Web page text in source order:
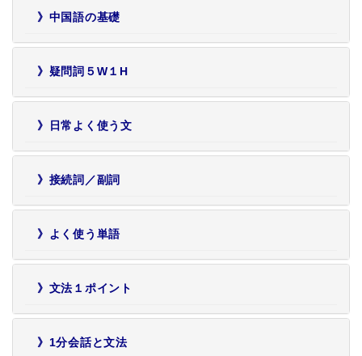
》中国語の基礎
》疑問詞５W１H
》日常よく使う文
》接続詞／副詞
》よく使う単語
》文法１ポイント
》1分会話と文法